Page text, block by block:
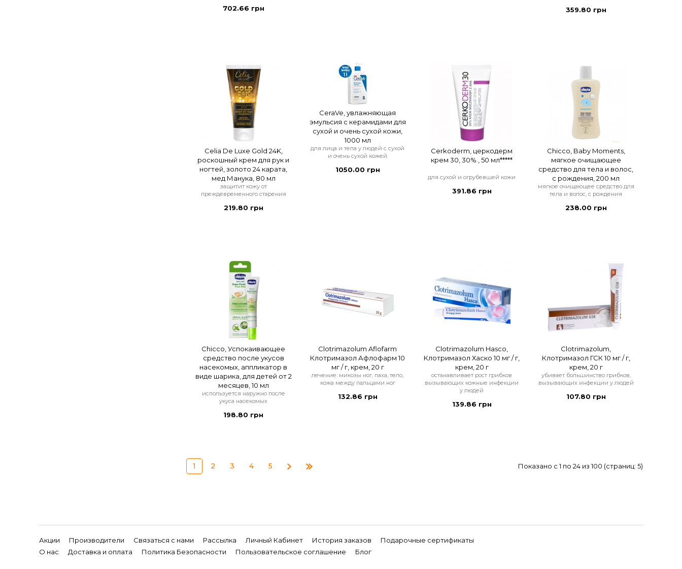
702.66 грн 359.80 грн
Celia De Luxe Gold 24K,
роскошный крем для рук и
ногтей, золото 24 карата,
мед Манука, 80 мл
защитит кожу от
преждевременного старения
219.80 грн
CeraVe, увлажняющая
эмульсия с керамидами для
сухой и очень сухой кожи,
1000 мл
для лица и тела у людей с сухой
и очень сухой кожей
1050.00 грн
Cerkoderm, церкодерм
крем 30, 30% , 50 мл*****
для сухой и огрубевшей кожи
391.86 грн
Chicco, Baby Moments,
мягкое очищающее
средство для тела и волос,
с рождения, 200 мл
мягкое очищающее средство для
тела и волос, с рождения
238.00 грн
Chicco, Успокаивающее
средство после укусов
насекомых, аппликатор в
виде шарика, для детей от 2
месяцев, 10 мл
используется наружно после
укуса насекомых
198.80 грн
Clotrimazolum Aflofarm
Клотримазол Афлофарм 10
мг / г, крем, 20 г
лечение: микозы ног, паха, тело,
кожа между пальцами ног
132.86 грн
Clotrimazolum Hasco,
Клотримазол Хаско 10 мг / г,
крем, 20 г
останавливает рост грибков
вызывающих кожные инфекции
у людей
139.86 грн
Clotrimazolum,
Клотримазол ГСК 10 мг / г,
крем, 20 г
убивает большинство грибков,
вызывающих инфекции у людей
107.80 грн
1 2 3 4 5 Показано с 1 по 24 из 100 (страниц: 5)
Акции Производители Связаться с нами Рассылка Личный Кабинет История заказов
Подарочные сертификаты
О нас
Доставка и оплата Политика Безопасности Пользовательское соглашение Блог